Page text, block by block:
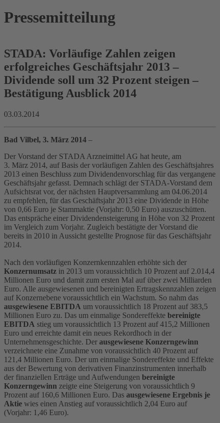
Pressemitteilung
STADA: Vorläufige Zahlen zeigen
erfolgreiches Geschäftsjahr 2013 –
Dividende soll um 32 Prozent steigen –
Bestätigung Ausblick 2014
03.03.2014
Bad Vilbel, 3. März 2014 –
Der Vorstand der STADA Arzneimittel AG hat heute, am
3. März 2014, auf Basis der vorläufigen Zahlen des Geschäftsjahres
2013 einen Beschluss zum Dividendenvorschlag für das vergangene
Geschäftsjahr gefasst. Demnach schlägt der STADA-Vorstand dem
Aufsichtsrat vor, der nächsten Hauptversammlung am 04.06.2014
zu empfehlen, für das Geschäftsjahr 2013 eine Dividende in Höhe
von 0,66 Euro je Stammaktie (Vorjahr: 0,50 Euro) auszuschütten.
Das entspräche einer Dividendensteigerung in Höhe von 32 Prozent
im Vergleich zum Vorjahr. Zugleich bestätigte der Vorstand die
bereits in 2010 in Aussicht gestellte Prognose für das Geschäftsjahr
2014.
Nach den vorläufigen Konzernkennzahlen erhöhte sich der
Konzernumsatz in 2013 um voraussichtlich 10 Prozent auf 2.014,4
Millionen Euro und damit zum ersten Mal auf über zwei Milliarden
Euro. Alle ausgewiesenen und bereinigten Ertragskennzahlen zeigen
auf Konzernebene voraussichtlich ein Wachstum. So nahm das
ausgewiesene EBITDA um voraussichtlich 18 Prozent auf 383,5
Millionen Euro zu. Das um einmalige Sondereffekte bereinigte
EBITDA stieg um voraussichtlich 13 Prozent auf 415,2 Millionen
Euro und erreichte damit ein neues Rekordhoch in der
Unternehmensgeschichte. Der ausgewiesene Konzerngewinn
verzeichnete eine Zunahme von voraussichtlich 40 Prozent auf
121,4 Millionen Euro. Der um einmalige Sondereffekte und Effekte
aus der Bewertung von derivativen Finanzinstrumenten innerhalb
der finanziellen Erträge und Aufwendungen bereinigte
Konzerngewinn zeigte eine Steigerung von voraussichtlich 9
Prozent auf 160,6 Millionen Euro. Das ausgewiesene Ergebnis je
Aktie wies einen Anstieg auf voraussichtlich 2,04 Euro auf
(Vorjahr: 1,46 Euro).